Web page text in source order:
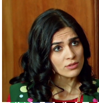
Nova
Publicado: 22 de julio